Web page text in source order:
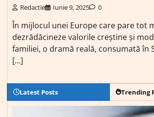
Redactie Iunie 9, 2025 0
În mijlocul unei Europe care pare tot
dezrădăcineze valorile creștine și
familiei, o dramă reală, consumată în
[…]
Latest Posts Trending